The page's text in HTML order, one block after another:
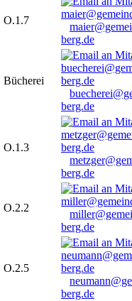
O.1.7
berg.de
Bücherei
berg.de
O.1.3
berg.de
O.2.2
berg.de
O.2.5
berg.de